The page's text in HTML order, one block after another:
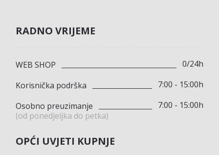
RADNO VRIJEME
WEB SHOP
0/24h
Korisnička podrška
7:00 - 15:00h
Osobno preuzimanje
(od ponedjeljka do petka)
7:00 - 15:00h
OPĆI UVJETI KUPNJE